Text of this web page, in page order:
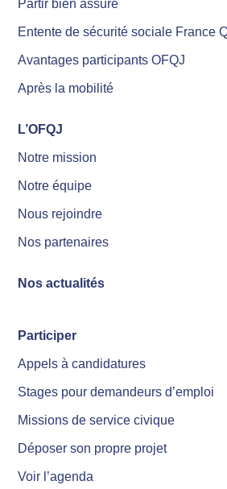
Partir bien assuré
Entente de sécurité sociale France
Avantages participants OFQJ
Après la mobilité
L’OFQJ
Notre mission
Notre équipe
Nous rejoindre
Nos partenaires
Nos actualités
Participer
Appels à candidatures
Stages pour demandeurs d’emploi
Missions de service civique
Déposer son propre projet
Voir l’agenda